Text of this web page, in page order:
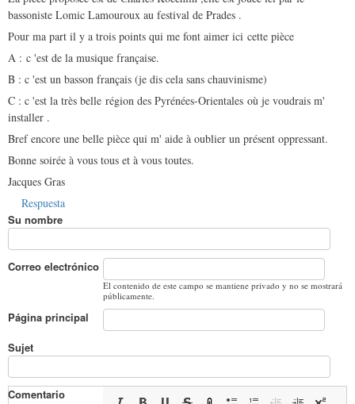
bassoniste Lomic Lamouroux au festival de Prades .
Pour ma part il y a trois points qui me font aimer ici cette pièce
A : c 'est de la musique française.
B : c 'est un basson français (je dis cela sans chauvinisme)
C : c 'est la très belle région des Pyrénées-Orientales où je voudrais m'
installer .
Bref encore une belle pièce qui m' aide à oublier un présent oppressant.
Bonne soirée à vous tous et à vous toutes.
Jacques Gras
Respuesta
Su nombre
Correo electrónico
El contenido de este campo se mantiene privado y no se mostrará
públicamente.
Página principal
Sujet
Comentario